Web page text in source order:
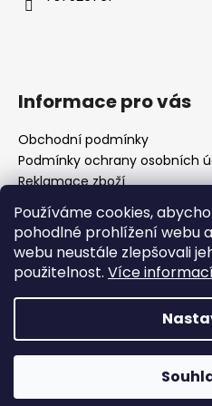
Používáme cookies,
pohodlné prohlížení webu
webu neustále zlepšovali
použitelnost. Více
Informace pro vás
Obchodní podmínky
Podmínky ochrany osobních
Reklamace zboží
Jak reklamovat zboží
Jak pečovat o výrobky
Vytvořil
.
Podle zákona o evidenci
vystavit kupujícímu účtenku.
zaevidovat přijatou tržbu u